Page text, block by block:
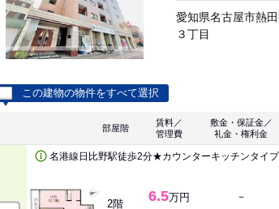
愛知県名古屋市熱
３丁目
この建物の物件をすべて選択
部屋階
賃料／
管理費
敷金・保証金／
礼金・権利金
名港線日比野駅徒歩2分★カウンターキッチンタイ
2階 6.5万円
－